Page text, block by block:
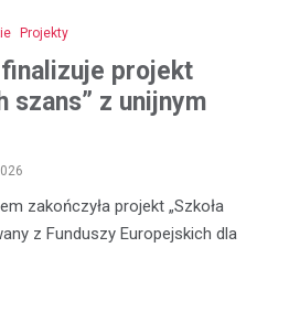
Projekty
projekt
szans” z unijnym
zakończyła projekt „Szkoła
z Funduszy Europejskich dla